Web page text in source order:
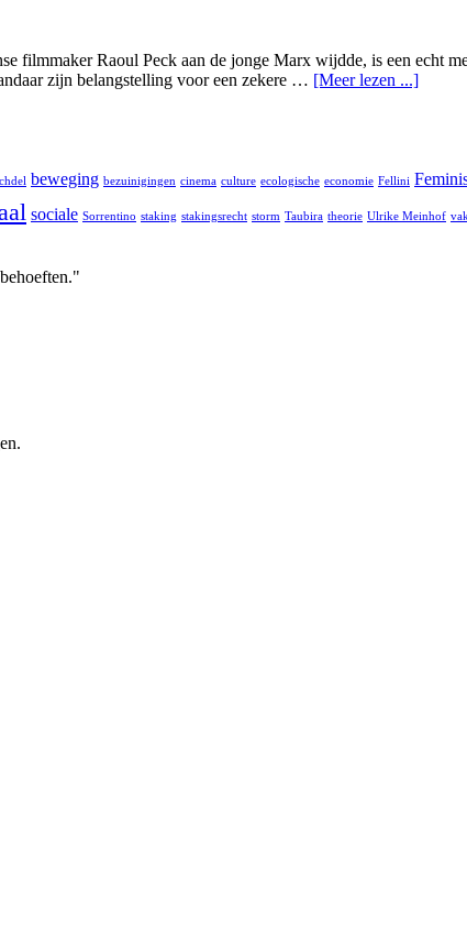
filmmaker Raoul Peck aan de jonge Marx wijdde, is een echt
zijn belangstelling voor een zekere … [Meer lezen ...]
beweging bezuinigingen cinema culture ecologische economie Fellini
sociale Sorrentino staking stakingsrecht storm Taubira theorie Ulrike Meinhof